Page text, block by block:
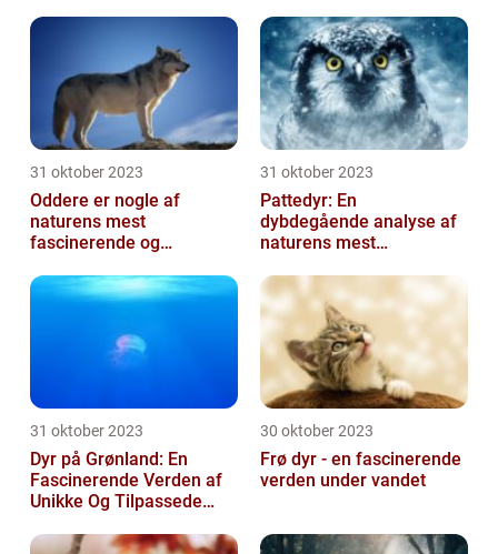
31 oktober 2023
Oddere er nogle af
naturens mest
fascinerende og
31 oktober 2023
Pattedyr: En
dybdegående analyse af
naturens mest
31 oktober 2023
Dyr på Grønland: En
Fascinerende Verden af
Unikke Og Tilpassede
30 oktober 2023
Frø dyr - en fascinerende
verden under vandet